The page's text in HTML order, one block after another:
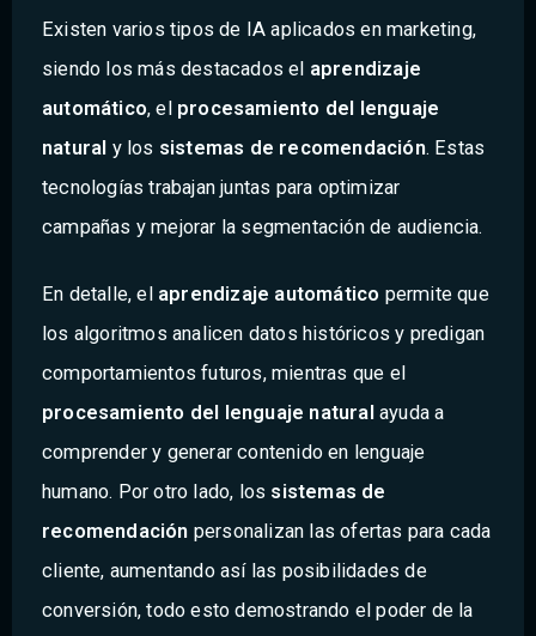
Existen varios tipos de IA aplicados en marketing,
siendo los más destacados el aprendizaje
automático, el procesamiento del lenguaje
natural y los sistemas de recomendación. Estas
tecnologías trabajan juntas para optimizar
campañas y mejorar la segmentación de audiencia.
En detalle, el aprendizaje automático permite que
los algoritmos analicen datos históricos y predigan
comportamientos futuros, mientras que el
procesamiento del lenguaje naturalayuda a
comprender y generar contenido en lenguaje
humano. Por otro lado, los sistemas de
recomendación personalizan las ofertas para cada
cliente, aumentando así las posibilidades de
conversión, todo esto demostrando el poder de la